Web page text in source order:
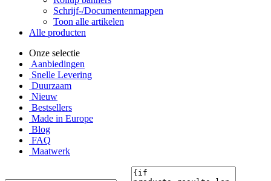
Schrijf-/Documentenmappen
Toon alle artikelen
Alle producten
Onze selectie
Aanbiedingen
Snelle Levering
Duurzaam
Nieuw
Bestsellers
Made in Europe
Blog
FAQ
Maatwerk